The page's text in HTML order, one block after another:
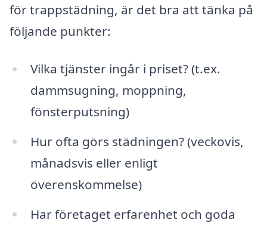
för trappstädning, är det bra att tänka på
följande punkter:
Vilka tjänster ingår i priset? (t.ex.
dammsugning, moppning,
fönsterputsning)
Hur ofta görs städningen? (veckovis,
månadsvis eller enligt
överenskommelse)
Har företaget erfarenhet och goda